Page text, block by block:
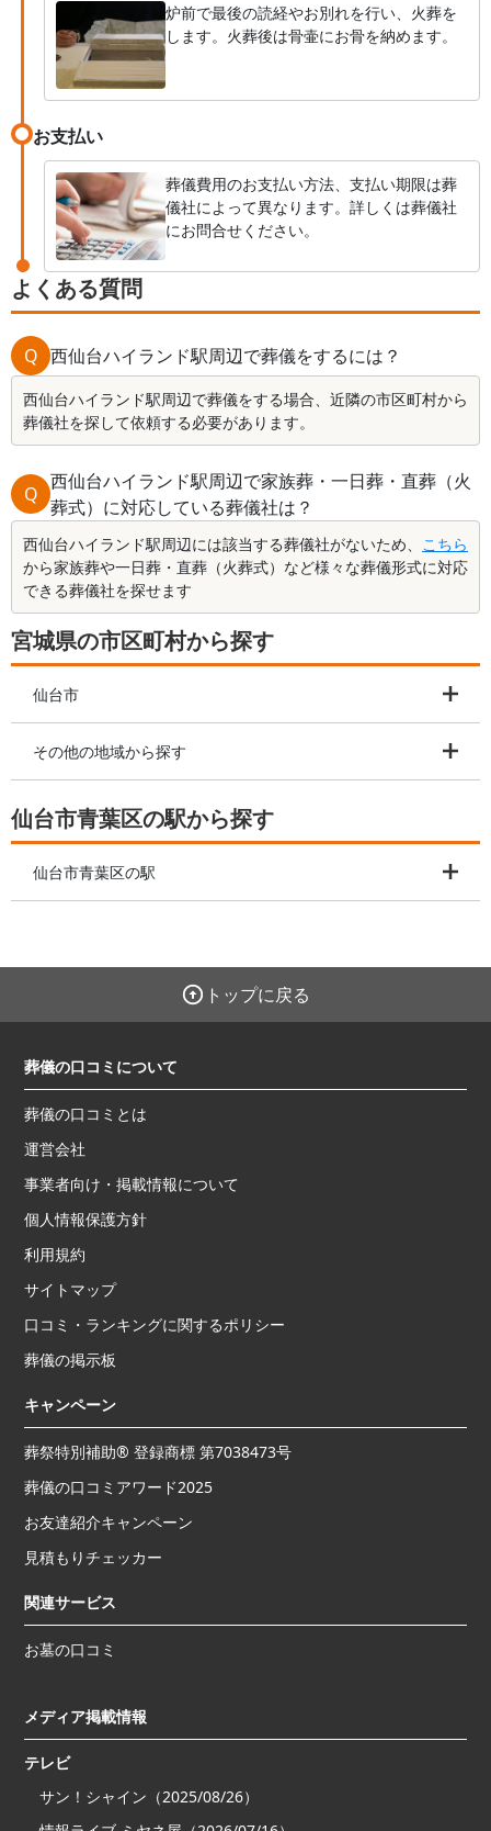
炉前で最後の読経やお別れを行い、火葬を
します。火葬後は骨壷にお骨を納めます。
お支払い
葬儀費用のお支払い方法、支払い期限は葬
儀社によって異なります。詳しくは葬儀社
にお問合せください。
よくある質問
Q 西仙台ハイランド駅周辺で葬儀をするには？
西仙台ハイランド駅周辺で葬儀をする場合、近隣の市区町村から
葬儀社を探して依頼する必要があります。
Q
西仙台ハイランド駅周辺で家族葬・一日葬・直葬（火
葬式）に対応している葬儀社は？
西仙台ハイランド駅周辺には該当する葬儀社がないため、 こちら
から家族葬や一日葬・直葬（火葬式）など様々な葬儀形式に対応
できる葬儀社を探せます
宮城県の市区町村から探す
仙台市
その他の地域から探す
仙台市青葉区の駅から探す
仙台市青葉区の駅
トップに戻る
葬儀の口コミについて
葬儀の口コミとは
運営会社
事業者向け・掲載情報について
個人情報保護方針
利用規約
サイトマップ
口コミ・ランキングに関するポリシー
葬儀の掲示板
キャンペーン
葬祭特別補助® 登録商標 第7038473号
葬儀の口コミアワード2025
お友達紹介キャンペーン
見積もりチェッカー
関連サービス
お墓の口コミ
メディア掲載情報
テレビ
サン！シャイン（2025/08/26）